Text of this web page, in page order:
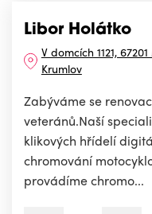
Libor Holátko
V domcích 1121,
Krumlov
Zabýváme se
veteránů.Naší
klikových hřídelí
chromování
provádíme chromo...